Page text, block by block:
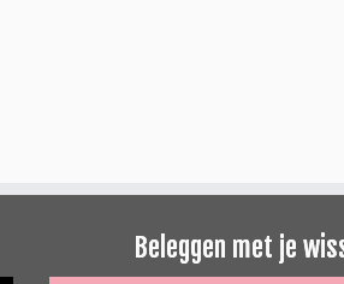
Beleggen met je